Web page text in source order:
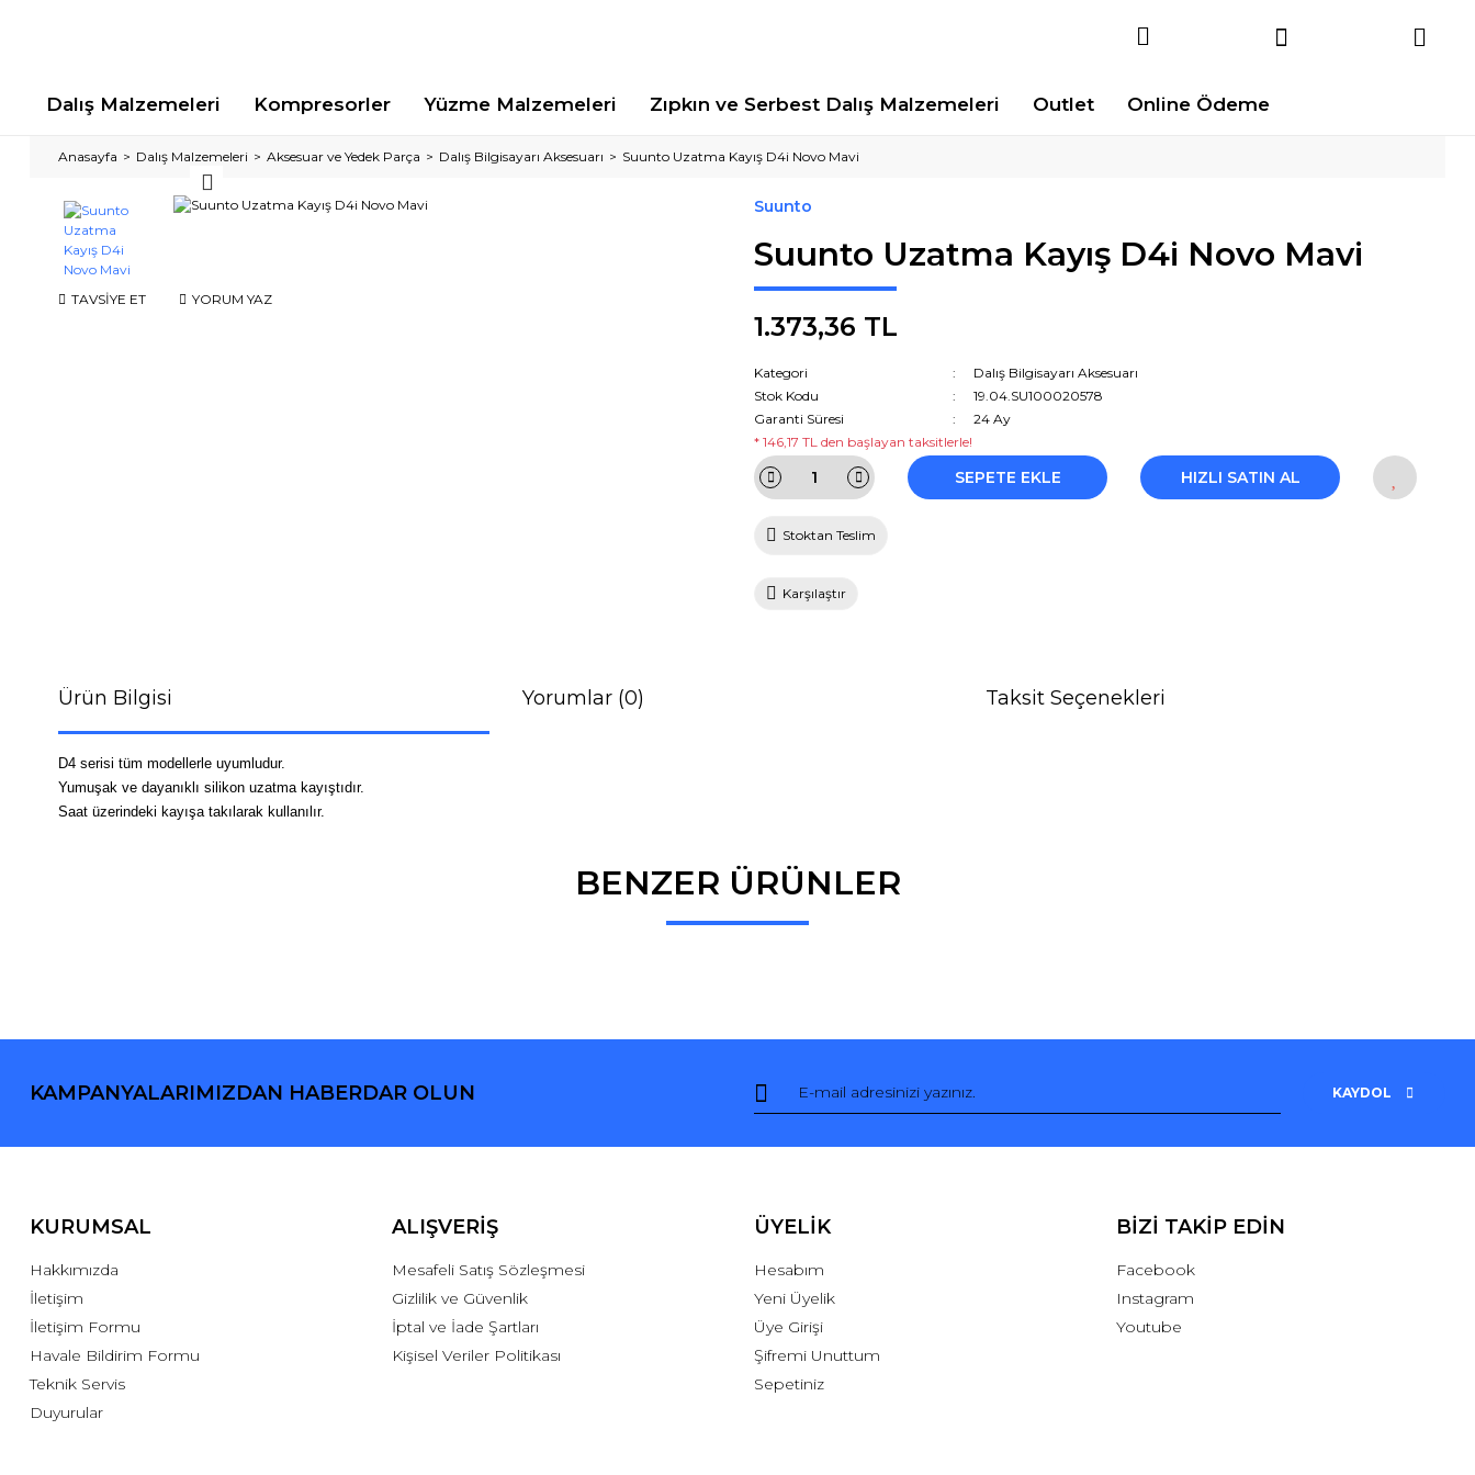
Dalış Malzemeleri Kompresorler Yüzme Malzemeleri Zıpkın ve Serbest Dalış Malzemeleri Outlet Online Ödeme
Anasayfa Dalış Malzemeleri Aksesuar ve Yedek Parça Dalış Bilgisayarı Aksesuarı Suunto Uzatma Kayış D4i Novo Mavi
TAVSİYE ET YORUM YAZ
Suunto
Suunto Uzatma Kayış D4i Novo Mavi
1.373,36 TL
Kategori
Dalış Bilgisayarı Aksesuarı
Stok Kodu
19.04.SU100020578
Garanti Süresi
24 Ay
* 146,17 TL den başlayan taksitlerle!
SEPETE EKLE HIZLI SATIN AL
Stoktan Teslim
Karşılaştır
Ürün Bilgisi Yorumlar (0) Taksit Seçenekleri
D4 serisi tüm modellerle uyumludur.
Yumuşak ve dayanıklı silikon uzatma kayıştıdır.
Saat üzerindeki kayışa takılarak kullanılır.
BENZER ÜRÜNLER
KAMPANYALARIMIZDAN HABERDAR OLUN KAYDOL
KURUMSAL
Hakkımızda
İletişim
İletişim Formu
Havale Bildirim Formu
Teknik Servis
Duyurular
ALIŞVERİŞ
Mesafeli Satış Sözleşmesi
Gizlilik ve Güvenlik
İptal ve İade Şartları
Kişisel Veriler Politikası
ÜYELİK
Hesabım
Yeni Üyelik
Üye Girişi
Şifremi Unuttum
Sepetiniz
BİZİ TAKİP EDİN
Facebook
Instagram
Youtube